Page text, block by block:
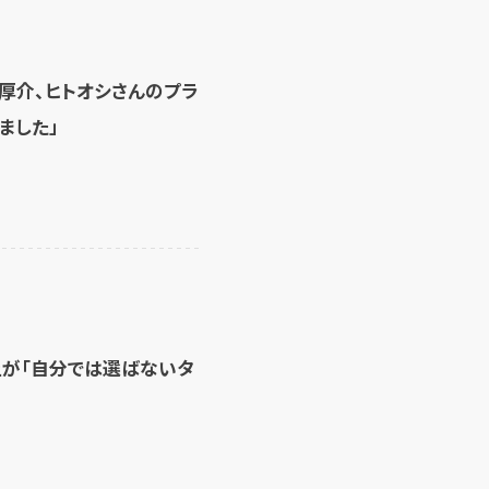
介、ヒトオシさんのプラ
した」
「自分では選ばないタ